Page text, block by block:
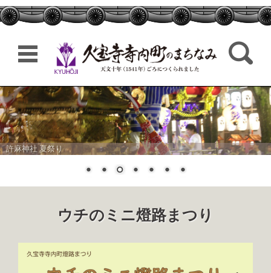
検索:
コンテンツに移動
許麻神社 夏祭り
ウチのミニ燈路まつり